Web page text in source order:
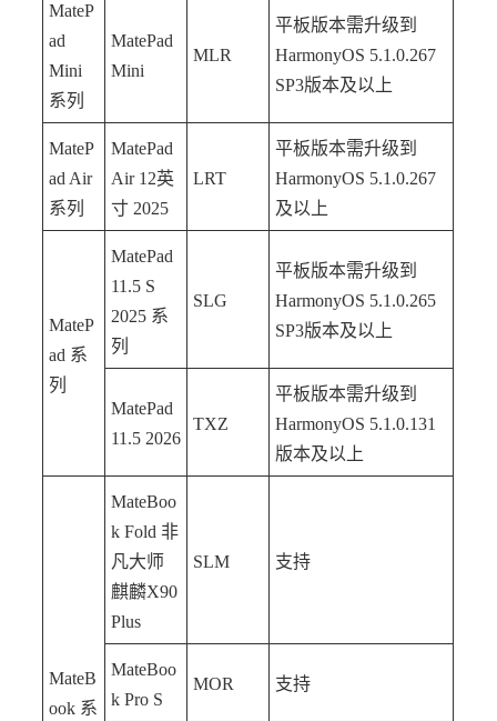
MateP
ad
Mini
系列
MatePad
Mini
MLR
平板版本需升级到
HarmonyOS 5.1.0.267
SP3版本及以上
MateP
ad Air
系列
MatePad
Air 12英
寸 2025
LRT
平板版本需升级到
HarmonyOS 5.1.0.267
及以上
MateP
ad 系
列
MatePad
11.5 S
2025 系
列
SLG
平板版本需升级到
HarmonyOS 5.1.0.265
SP3版本及以上
MatePad
11.5 2026
TXZ
平板版本需升级到
HarmonyOS 5.1.0.131
版本及以上
MateB
ook 系
MateBoo
k Fold 非
凡大师
麒麟X90
Plus
SLM 支持
MateBoo
k Pro S
MOR 支持